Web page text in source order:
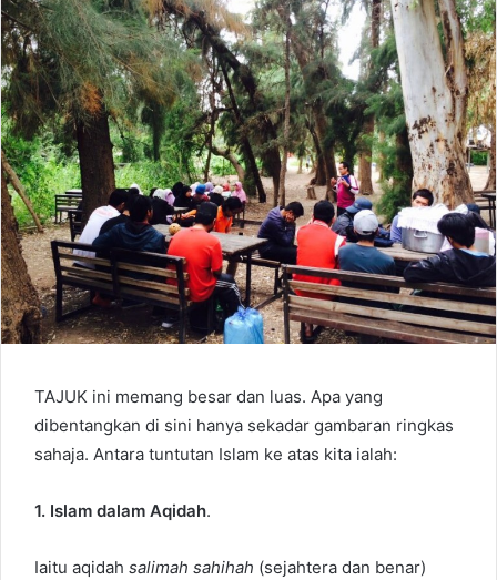
TAJUK ini memang besar dan luas. Apa yang
dibentangkan di sini hanya sekadar gambaran ringkas
sahaja. Antara tuntutan Islam ke atas kita ialah:
1. Islam dalam Aqidah.
Iaitu aqidah salimah sahihah (sejahtera dan benar)